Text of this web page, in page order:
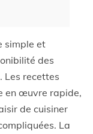
simple et
des
Les recettes
en œuvre rapide,
de cuisiner
La